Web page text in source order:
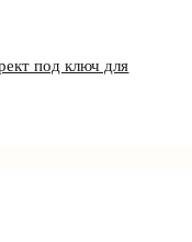
под ключ для